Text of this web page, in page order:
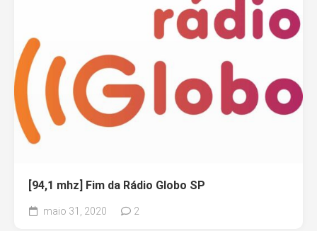
[94,1 mhz] Fim da Rádio Globo SP
maio 31, 2020 2